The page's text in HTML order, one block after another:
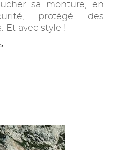
sa monture, en
protégé des
Et avec style !